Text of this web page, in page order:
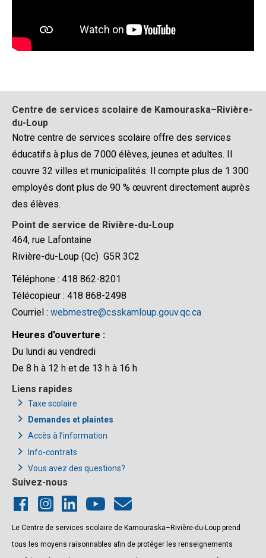
Centre de services scolaire de Kamouraska–Rivière-
du-Loup
Notre centre de services scolaire offre des services
éducatifs à plus de 7 000 élèves, jeunes et adultes. Il
couvre 32 villes et municipalités. Il compte plus de 1 300
employés dont plus de 90 % œuvrent directement auprès
des élèves.
Point de service de Rivière-du-Loup
464, rue Lafontaine
Rivière-du-Loup (Qc) G5R 3C2
Téléphone : 418 862-8201
Télécopieur : 418 868-2498
Courriel : webmestre@csskamloup.gouv.qc.ca
Heures d'ouverture :
Du lundi au vendredi
De 8 h à 12 h et de 13 h à 16 h
Liens rapides
Taxe scolaire
Demandes et plaintes
Accès à l’information
Info-contrats
Vous avez des questions?
Suivez-nous
Le Centre de services scolaire de Kamouraska–Rivière-du-Loup prend
tous les moyens raisonnables afin de protéger les renseignements